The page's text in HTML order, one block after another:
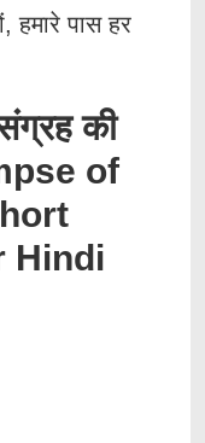
हमारे पास हर
की
of
Hindi